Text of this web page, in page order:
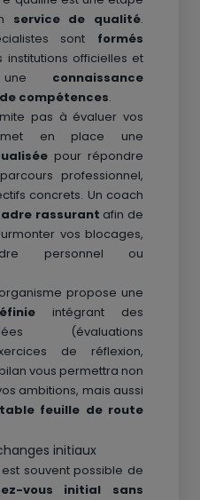
service de qualité.
sont formés
institutions officielles et
une connaissance
compétences.
pas à évaluer vos
en place une
pour répondre
professionnel,
concrets. Un coach
rassurant afin de
vos blocages,
personnel ou
propose une
intégrant des
(évaluations
de réflexion,
vous permettra non
ambitions, mais aussi
feuille de route
initiaux
souvent possible de
vous initial sans